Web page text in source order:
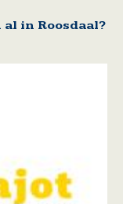
in Roosdaal?